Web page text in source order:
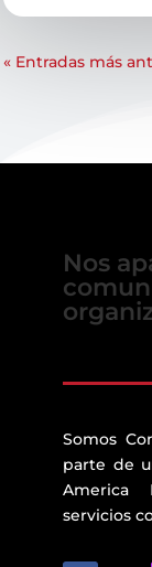
« Entradas más
Nos
Somos
parte de
America
servicios